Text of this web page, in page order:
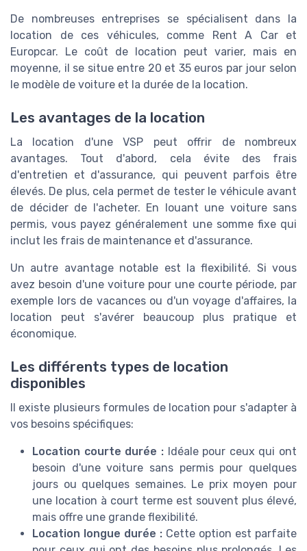
De nombreuses entreprises se spécialisent dans la
location de ces véhicules, comme Rent A Car et
Europcar. Le coût de location peut varier, mais en
moyenne, il se situe entre 20 et 35 euros par jour selon
le modèle de voiture et la durée de la location.
Les avantages de la location
La location d'une VSP peut offrir de nombreux
avantages. Tout d'abord, cela évite des frais
d'entretien et d'assurance, qui peuvent parfois être
élevés. De plus, cela permet de tester le véhicule avant
de décider de l'acheter. En louant une voiture sans
permis, vous payez généralement une somme fixe qui
inclut les frais de maintenance et d'assurance.
Un autre avantage notable est la flexibilité. Si vous
avez besoin d'une voiture pour une courte période, par
exemple lors de vacances ou d'un voyage d'affaires, la
location peut s'avérer beaucoup plus pratique et
économique.
Les différents types de location
disponibles
Il existe plusieurs formules de location pour s'adapter à
vos besoins spécifiques:
Location courte durée :Idéale pour ceux qui ont
besoin d'une voiture sans permis pour quelques
jours ou quelques semaines. Le prix moyen pour
une location à court terme est souvent plus élevé,
mais offre une grande flexibilité.
Location longue durée : Cette option est parfaite